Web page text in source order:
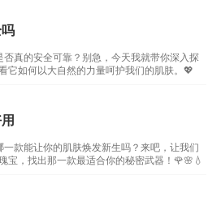
真的安全可靠？别急，今天我就带你深入探
它如何以大自然的力量呵护我们的肌肤。💖
款能让你的肌肤焕发新生吗？来吧，让我们
宝，找出那一款最适合你的秘密武器！🌹🌸💧